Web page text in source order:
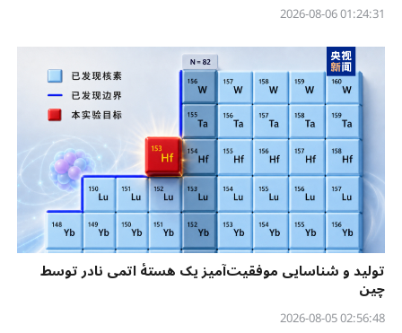
01:24:31 2026-08-06
تولید و شناسایی موفقیت‌آمیز یک هستهٔ اتمی نادر توسط
چین
02:56:48 2026-08-05